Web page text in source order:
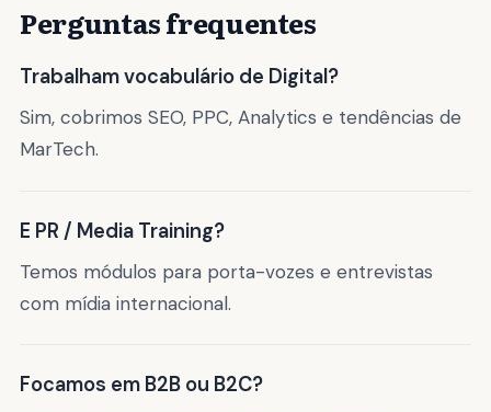
Perguntas frequentes
Trabalham vocabulário de Digital?
Sim, cobrimos SEO, PPC, Analytics e tendências de
MarTech.
E PR / Media Training?
Temos módulos para porta-vozes e entrevistas
com mídia internacional.
Focamos em B2B ou B2C?